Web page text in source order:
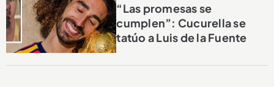
“Las promesas se
cumplen”: Cucurella se
tatúo a Luis de la Fuente